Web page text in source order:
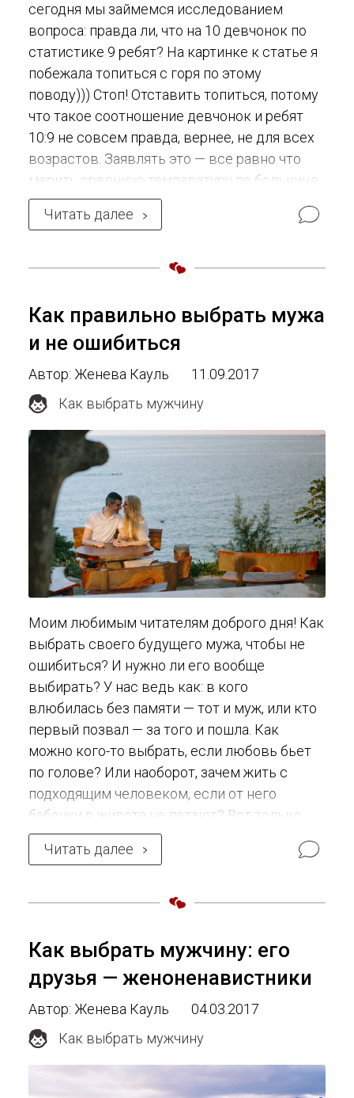
сегодня мы займемся исследованием
вопроса: правда ли, что на 10 девчонок по
статистике 9 ребят? На картинке к статье я
побежала топиться с горя по этому
поводу))) Стоп! Отставить топиться, потому
что такое соотношение девчонок и ребят
10:9 не совсем правда, вернее, не для всех
возрастов. Заявлять это — все равно что
мерить среднюю температуру по больнице.
Кто-то уже испустил дух и остыл до
комнатной температуры 20 градусов, у кого-
все температуры и разделить на
Читать далее
Как правильно выбрать мужа
и не ошибиться
Автор: Женева Кауль
11.09.2017
Как выбрать мужчину
Моим любимым читателям доброго дня! Как
выбрать своего будущего мужа, чтобы не
ошибиться? И нужно ли его вообще
выбирать? У нас ведь как: в кого
влюбилась без памяти — тот и муж, или кто
первый позвал — за того и пошла. Как
можно кого-то выбрать, если любовь бьет
по голове? Или наоборот, зачем жить с
подходящим человеком, если от него
бабочки в животе не летают? Вот только
влечение и страсть — это одно, а крепкую
семью создавать — совсем другое.
первого, но никак не для второго, и
Читать далее
Как выбрать мужчину: его
друзья — женоненавистники
Автор: Женева Кауль
04.03.2017
Как выбрать мужчину